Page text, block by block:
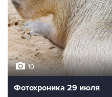
10
Фотохроника 29 июля